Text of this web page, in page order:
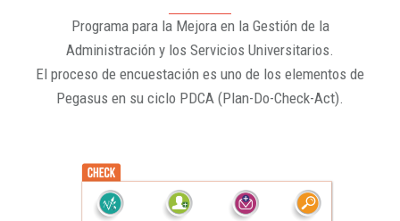
Programa para la Mejora en la Gestión de la
Administración y los Servicios Universitarios.
El proceso de encuestación es uno de los elementos de
Pegasus en su ciclo PDCA (Plan-Do-Check-Act).